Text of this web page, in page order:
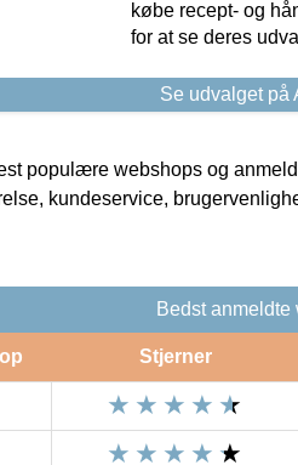
købe recept- og
for at se deres
Se udvalget på
populære webshops og
kundeservice,
Bedst anmeldte
Stjerner